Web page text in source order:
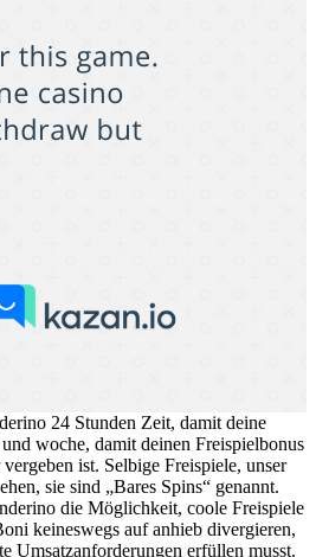
24 Stunden Zeit, damit deine
woche, damit deinen Freispielbonus
ist. Selbige Freispiele, unser
sie sind „Bares Spins“ genannt.
die Möglichkeit, coole Freispiele
keineswegs auf anhieb divergieren,
Umsatzanforderungen erfüllen musst.